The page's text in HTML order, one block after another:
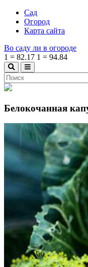
Сад
Огород
Карта сайта
Во саду ли в огороде
1 = 82.17 1 = 94.84
Белокочанная